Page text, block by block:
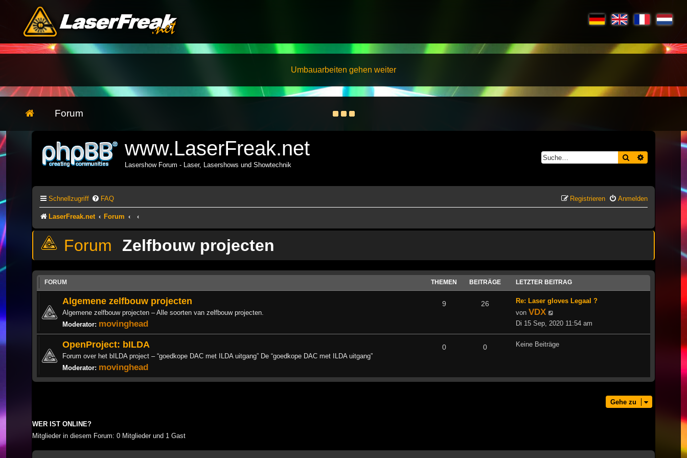
Umbauarbeiten gehen weiter
Forum
www.LaserFreak.net
Lasershow Forum - Laser, Lasershows und Showtechnik
Suche
Schnellzugriff FAQ Anmelden
Registrieren
LaserFreak.net Forum
Zelfbouw projecten
FORUM THEMEN BEITRÄGE LETZTER BEITRAG
Algemene zelfbouw projecten
Algemene zelfbouw projecten – Alle soorten van zelfbouw projecten.
Moderator: movinghead
9 26
Re: Laser gloves Legaal ?
von VDX
Beitrag
Di 15 Sep, 2020 11:54 am
OpenProject: bILDA
Forum over het bILDA project – “goedkope DAC met ILDA uitgang” De “goedkope DAC met ILDA uitgang”
Moderator: movinghead
0 0 Keine Beiträge
Gehe zu
WER IST ONLINE?
Mitglieder in diesem Forum: 0 Mitglieder und 1 Gast